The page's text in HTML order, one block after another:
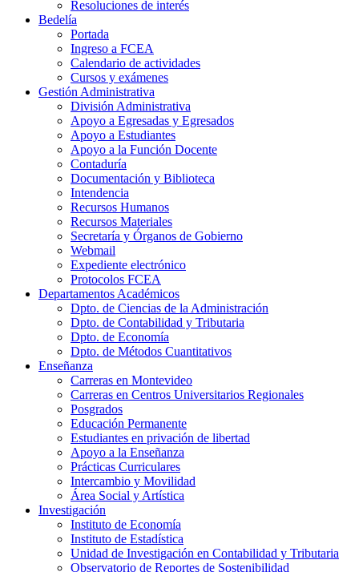
Resoluciones de interés
Bedelía
Portada
Ingreso a FCEA
Calendario de actividades
Cursos y exámenes
Gestión Administrativa
División Administrativa
Apoyo a Egresadas y Egresados
Apoyo a Estudiantes
Apoyo a la Función Docente
Contaduría
Documentación y Biblioteca
Intendencia
Recursos Humanos
Recursos Materiales
Secretaría y Órganos de Gobierno
Webmail
Expediente electrónico
Protocolos FCEA
Departamentos Académicos
Dpto. de Ciencias de la Administración
Dpto. de Contabilidad y Tributaria
Dpto. de Economía
Dpto. de Métodos Cuantitativos
Enseñanza
Carreras en Montevideo
Carreras en Centros Universitarios Regionales
Posgrados
Educación Permanente
Estudiantes en privación de libertad
Apoyo a la Enseñanza
Prácticas Curriculares
Intercambio y Movilidad
Área Social y Artística
Investigación
Instituto de Economía
Instituto de Estadística
Unidad de Investigación en Contabilidad y Tributaria
Observatorio de Reportes de Sostenibilidad